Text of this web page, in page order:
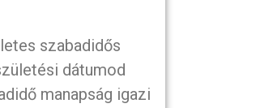
szabadidős
dátumod
manapság igazi